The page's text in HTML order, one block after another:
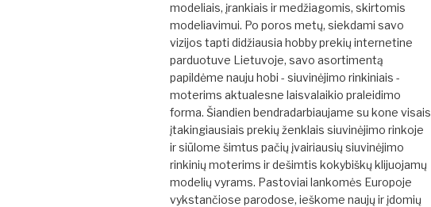
modeliais, įrankiais ir medžiagomis, skirtomis
modeliavimui. Po poros metų, siekdami savo
vizijos tapti didžiausia hobby prekių internetine
parduotuve Lietuvoje, savo asortimentą
papildėme nauju hobi - siuvinėjimo rinkiniais -
moterims aktualesne laisvalaikio praleidimo
forma. Šiandien bendradarbiaujame su kone visais
įtakingiausiais prekių ženklais siuvinėjimo rinkoje
ir siūlome šimtus pačių įvairiausių siuvinėjimo
rinkinių moterims ir dešimtis kokybiškų klijuojamų
modelių vyrams. Pastoviai lankomės Europoje
vykstančiose parodose, ieškome naujų ir įdomių